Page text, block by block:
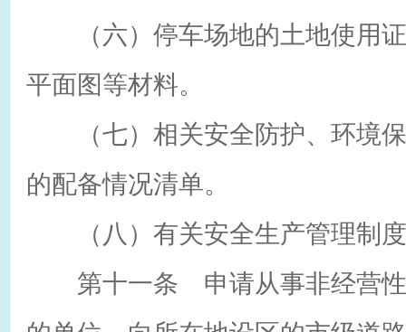
（六）停车场地的土地使用证
平面图等材料。
（七）相关安全防护、环境保
的配备情况清单。
（八）有关安全生产管理制
第十一条 申请从事非经营性